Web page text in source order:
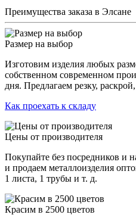
Преимущества заказа в Элсане
Размер на выбор
Изготовим изделия любых
собственном современном
дня. Предлагаем резку,
Как проехать к складу
Цены от производителя
Покупайте без посредников и
и продаем металлоизделия
1 листа, 1 трубы и т. д.
Красим в 2500 цветов